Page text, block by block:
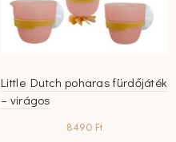
Little Dutch poharas fürdőjáték
– virágos
8490 Ft